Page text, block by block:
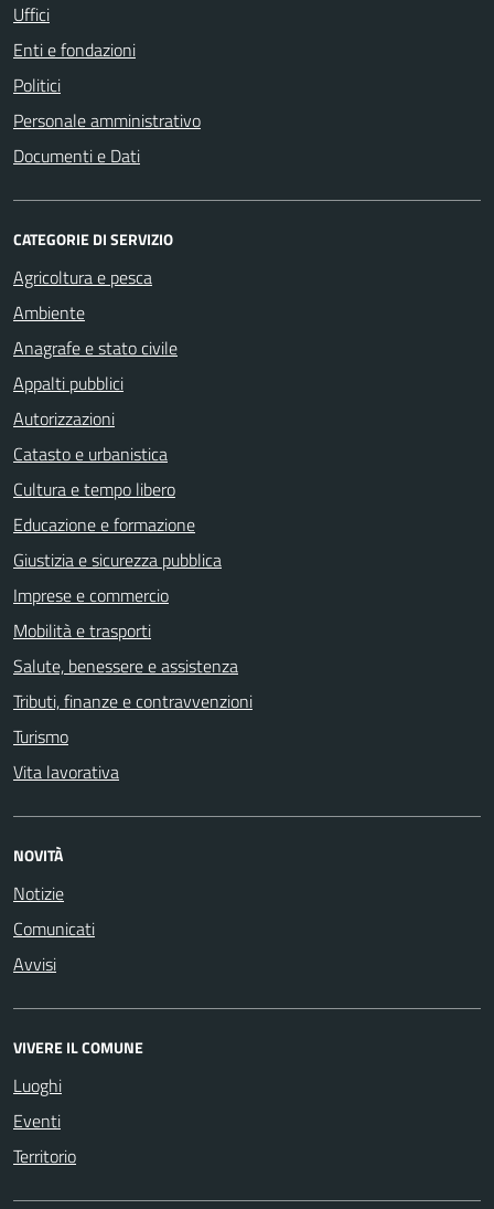
Uffici
Enti e fondazioni
Politici
Personale amministrativo
Documenti e Dati
CATEGORIE DI SERVIZIO
Agricoltura e pesca
Ambiente
Anagrafe e stato civile
Appalti pubblici
Autorizzazioni
Catasto e urbanistica
Cultura e tempo libero
Educazione e formazione
Giustizia e sicurezza pubblica
Imprese e commercio
Mobilità e trasporti
Salute, benessere e assistenza
Tributi, finanze e contravvenzioni
Turismo
Vita lavorativa
NOVITÀ
Notizie
Comunicati
Avvisi
VIVERE IL COMUNE
Luoghi
Eventi
Territorio